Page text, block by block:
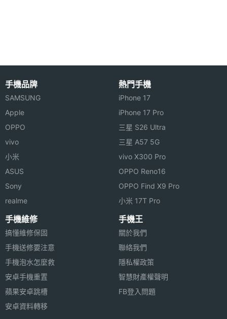
◎ 7 吋 IPS 觸控螢幕、1,280 x 800pixels 螢幕解析度
◎ 200 萬畫素前置視訊相機
◎ 支援 Wi-Fi 無線網路
◎ 內建 1GB RAM / 8GB ROM
◎ 可透過 microSD 記憶卡擴充
Polaroid M7 預計 2013 年第一季上市，以上規格僅供
參考，手機王隨時補充最新資料。
※本文為 SOGI 手機王版權所有，未經授權不得轉載使用※
感光元
件
前相機
畫素
機體規格
機身顏
色
操作介
直式 / 橫式螢幕切換, 觸控螢幕
機身設
計
手機品牌
SAMSUNG
Apple
OPPO
vivo
小米
ASUS
Sony
realme
熱門手機
iPhone 17
iPhone 17 Pro
三星 S26 Ultra
三星 A57 5G
vivo X300 Pro
OPPO Reno16
OPPO Find X9 Pro
小米 17T Pro
手機維修
搞懂維修保固
手機送修要注意
手機泡水怎麼救
安卓手機重置
蘋果安卓跳槽
安卓資料轉移
手機王
關於我們
聯絡我們
隱私權政策
智慧財產權聲明
FB登入問題